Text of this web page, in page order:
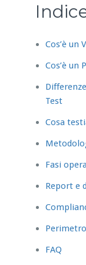
Cos’è un
Cos’è un
Test
Cosa
Fasi
Report e
FAQ